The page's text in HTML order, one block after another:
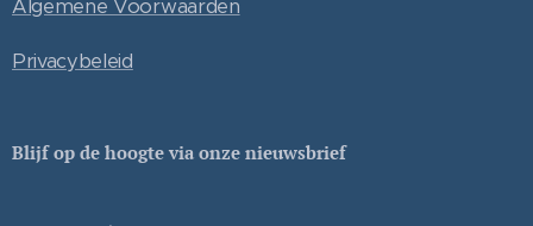
Algemene Voorwaarden
Privacybeleid
Blijf op de hoogte via onze nieuwsbrief